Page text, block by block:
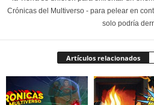
Crónicas del Multiverso - para pelear en
solo podría
Artículos relacionados